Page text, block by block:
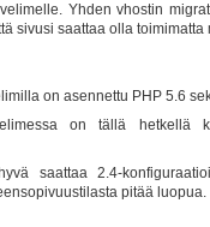
Yhden vhostin
sivusi saattaa olla
on asennettu PHP 5.6
on tällä hetkellä
saattaa 2.4-
pitää luopua.